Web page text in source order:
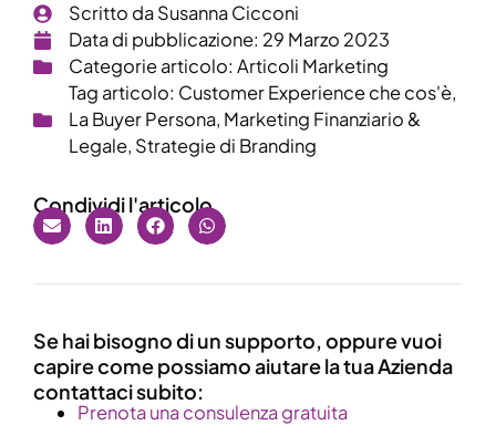
Scritto daSusanna Cicconi
Data di pubblicazione: 29 Marzo 2023
Categorie articolo: Articoli Marketing
Tag articolo: Customer Experience che cos'è,
La Buyer Persona, Marketing Finanziario &
Legale, Strategie di Branding
Condividi l'articolo
Se hai bisogno di un supporto, oppure vuoi
capire come possiamo aiutare la tua Azienda
contattaci subito:
​Prenota una consulenza gratuita